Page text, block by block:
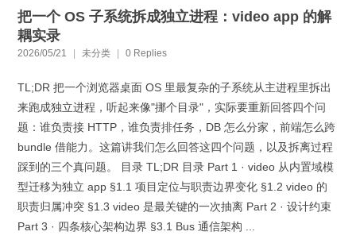
把一个 OS 子系统拆成独立进程：video app 的解
耦实录
2026/05/21 未分类 0 Replies
TL;DR 把一个浏览器桌面 OS 里最复杂的子系统从主进程里拆出
来跑成独立进程，听起来像"挪个目录"，实际要重新回答四个问
题：谁负责接 HTTP，谁负责排任务，DB 怎么分家，前端怎么跨
bundle 借能力。这篇讲我们怎么回答这四个问题，以及拆离过程
踩到的三个真问题。 目录 TL;DR 目录 Part 1 · video 从内置域模
型迁移为独立 app §1.1 项目定位与职责边界变化 §1.2 video 的
职责归属冲突 §1.3 video 是最关键的一次抽离 Part 2 · 设计约束
Part 3 · 四条核心架构边界 §3.1 Bus 通信架构 ...